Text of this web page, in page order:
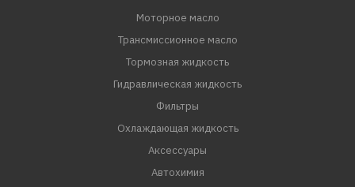
Моторное масло
Трансмиссионное масло
Тормозная жидкость
Гидравлическая жидкость
Фильтры
Охлаждающая жидкость
Аксессуары
Автохимия